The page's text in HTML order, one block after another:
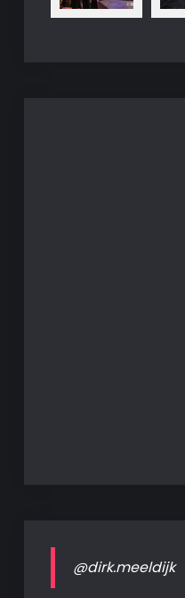
@dirk.meeldijk